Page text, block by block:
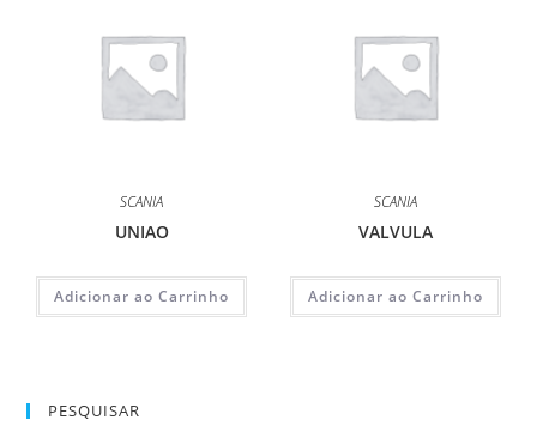
SCANIA
UNIAO
Adicionar ao Carrinho
SCANIA
VALVULA
Adicionar ao Carrinho
PESQUISAR